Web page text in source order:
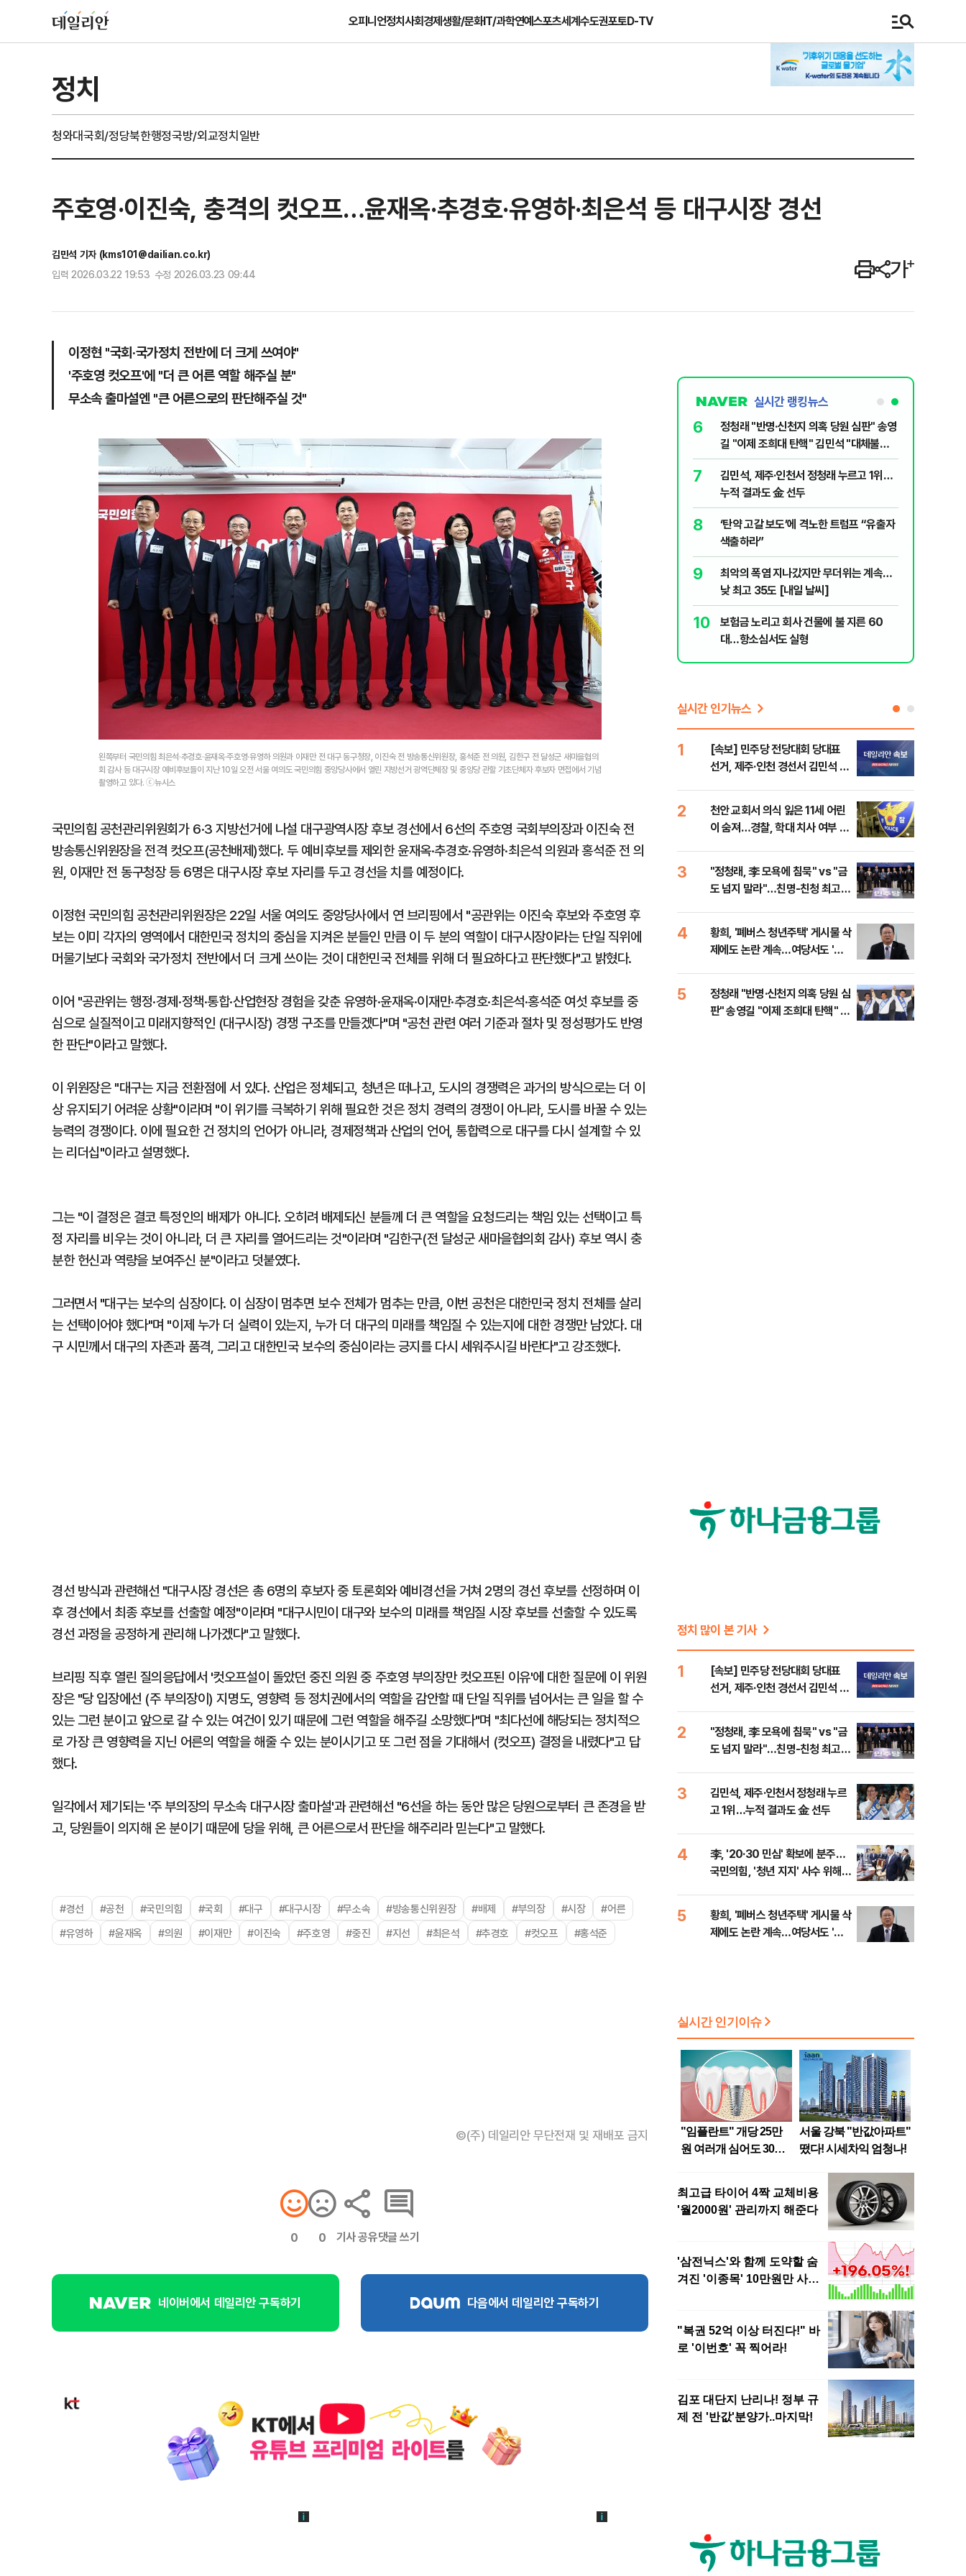
오피니언정치사회경제생활/문화IT/과학연예스포츠세계수도권포토D-TV
정치
청와대국회/정당북한행정국방/외교정치일반
주호영·이진숙, 충격의 컷오프…윤재옥·추경호·유영하·최은석 등 대구시장 경선
김민석 기자 (kms101@dailian.co.kr)
입력 2026.03.22 19:53 수정 2026.03.23 09:44
이정현 "국회·국가정치 전반에 더 크게 쓰여야"
'주호영 컷오프'에 "더 큰 어른 역할 해주실 분"
무소속 출마설엔 "큰 어른으로의 판단해주실 것"
왼쪽부터 국민의힘 최은석·추경호·윤재옥·주호영·유영하 의원과 이재만 전 대구 동구청장, 이진숙 전 방송통신위원장, 홍석준 전 의원, 김한구 전 달성군 새마을협의
회 감사 등 대구시장 예비후보들이 지난 10일 오전 서울 여의도 국민의힘 중앙당사에서 열린 지방선거 광역단체장 및 중앙당 관할 기초단체자 후보자 면접에서 기념
촬영하고 있다. ⓒ뉴시스
국민의힘 공천관리위원회가 6·3 지방선거에 나설 대구광역시장 후보 경선에서 6선의 주호영 국회부의장과 이진숙 전
방송통신위원장을 전격 컷오프(공천배제)했다. 두 예비후보를 제외한 윤재옥·추경호·유영하·최은석 의원과 홍석준 전 의
원, 이재만 전 동구청장 등 6명은 대구시장 후보 자리를 두고 경선을 치를 예정이다.
이정현 국민의힘 공천관리위원장은 22일 서울 여의도 중앙당사에서 연 브리핑에서 "공관위는 이진숙 후보와 주호영 후
보는 이미 각자의 영역에서 대한민국 정치의 중심을 지켜온 분들인 만큼 이 두 분의 역할이 대구시장이라는 단일 직위에
머물기보다 국회와 국가정치 전반에서 더 크게 쓰이는 것이 대한민국 전체를 위해 더 필요하다고 판단했다"고 밝혔다.
이어 "공관위는 행정·경제·정책·통합·산업현장 경험을 갖춘 유영하·윤재옥·이재만·추경호·최은석·홍석준 여섯 후보를 중
심으로 실질적이고 미래지향적인 (대구시장) 경쟁 구조를 만들겠다"며 "공천 관련 여러 기준과 절차 및 정성평가도 반영
한 판단"이라고 말했다.
이 위원장은 "대구는 지금 전환점에 서 있다. 산업은 정체되고, 청년은 떠나고, 도시의 경쟁력은 과거의 방식으로는 더 이
상 유지되기 어려운 상황"이라며 "이 위기를 극복하기 위해 필요한 것은 정치 경력의 경쟁이 아니라, 도시를 바꿀 수 있는
능력의 경쟁이다. 이에 필요한 건 정치의 언어가 아니라, 경제정책과 산업의 언어, 통합력으로 대구를 다시 설계할 수 있
는 리더십"이라고 설명했다.
그는 "이 결정은 결코 특정인의 배제가 아니다. 오히려 배제되신 분들께 더 큰 역할을 요청드리는 책임 있는 선택이고 특
정 자리를 비우는 것이 아니라, 더 큰 자리를 열어드리는 것"이라며 "김한구(전 달성군 새마을협의회 감사) 후보 역시 충
분한 헌신과 역량을 보여주신 분"이라고 덧붙였다.
그러면서 "대구는 보수의 심장이다. 이 심장이 멈추면 보수 전체가 멈추는 만큼, 이번 공천은 대한민국 정치 전체를 살리
는 선택이어야 했다"며 "이제 누가 더 실력이 있는지, 누가 더 대구의 미래를 책임질 수 있는지에 대한 경쟁만 남았다. 대
구 시민께서 대구의 자존과 품격, 그리고 대한민국 보수의 중심이라는 긍지를 다시 세워주시길 바란다"고 강조했다.
경선 방식과 관련해선 "대구시장 경선은 총 6명의 후보자 중 토론회와 예비경선을 거쳐 2명의 경선 후보를 선정하며 이
후 경선에서 최종 후보를 선출할 예정"이라며 "대구시민이 대구와 보수의 미래를 책임질 시장 후보를 선출할 수 있도록
경선 과정을 공정하게 관리해 나가겠다"고 말했다.
브리핑 직후 열린 질의응답에서 '컷오프설이 돌았던 중진 의원 중 주호영 부의장만 컷오프된 이유'에 대한 질문에 이 위원
장은 "당 입장에선 (주 부의장이) 지명도, 영향력 등 정치권에서의 역할을 감안할 때 단일 직위를 넘어서는 큰 일을 할 수
있는 그런 분이고 앞으로 갈 수 있는 여건이 있기 때문에 그런 역할을 해주길 소망했다"며 "최다선에 해당되는 정치적으
로 가장 큰 영향력을 지닌 어른의 역할을 해줄 수 있는 분이시기고 또 그런 점을 기대해서 (컷오프) 결정을 내렸다"고 답
했다.
일각에서 제기되는 '주 부의장의 무소속 대구시장 출마설'과 관련해선 "6선을 하는 동안 많은 당원으로부터 큰 존경을 받
고, 당원들이 의지해 온 분이기 때문에 당을 위해, 큰 어른으로서 판단을 해주리라 믿는다"고 말했다.
#경선 #공천 #국민의힘 #국회 #대구 #대구시장 #무소속 #방송통신위원장 #배제 #부의장 #시장
#어른
#유영하
#윤재옥 #의원 #이재만 #이진숙 #주호영 #중진 #지선 #최은석 #추경호 #컷오프 #홍석준
©(주) 데일리안 무단전재 및 재배포 금지
0 0 기사 공유댓글 쓰기
네이버에서 데일리안 구독하기 다음에서 데일리안 구독하기
실시간 랭킹뉴스
·인천 경선서 김민석 승리
2
“다시 시청으로” 김선태에게 전한 40세
충주시장의 재치 있는 제안…추천 2000
개
3
"출근길에 우연히 복권 샀는데…" 1등 5억
원 당첨자 사연은?
경찰, 드라마 '김부장' 제작사 회장 수사…
자본시장법 위반 의혹
5
李, '20·30 민심' 확보에 분주…국민의힘,
'청년 지지' 사수 위해 李 견제 사활
6
정청래 "반명·신천지 의혹 당원 심판" 송영
길 "이제 조희대 탄핵" 김민석 "대체불가
민주당"
7
김민석, 제주·인천서 정청래 누르고 1위…
누적 결과도 金 선두
8
‘탄약 고갈 보도’에 격노한 트럼프 “유출자
색출하라”
9
최악의 폭염 지나갔지만 무더위는 계속…
낮 최고 35도 [내일 날씨]
10
보험금 노리고 회사 건물에 불 지른 60
대…항소심서도 실형
실시간 인기뉴스
1
[속보] 민주당 전당대회 당대표
선거, 제주·인천 경선서 김민석 승
2
천안 교회서 의식 잃은 11세 어린
이 숨져…경찰, 학대 치사 여부 수
3
"정청래, 李 모욕에 침묵" vs "금
도 넘지 말라"…친명-친청 최고위
4
황희, '폐버스 청년주택' 게시물 삭
제에도 논란 계속…여당서도 '내
5
정청래 "반명·신천지 의혹 당원 심
판" 송영길 "이제 조희대 탄핵" 김
정치 많이 본 기사
1
[속보] 민주당 전당대회 당대표
선거, 제주·인천 경선서 김민석 승
2
"정청래, 李 모욕에 침묵" vs "금
도 넘지 말라"…친명-친청 최고위
3
김민석, 제주·인천서 정청래 누르
고 1위…누적 결과도 金 선두
4
李, '20·30 민심' 확보에 분주…
국민의힘, '청년 지지' 사수 위해
5
황희, '폐버스 청년주택' 게시물 삭
제에도 논란 계속…여당서도 '내